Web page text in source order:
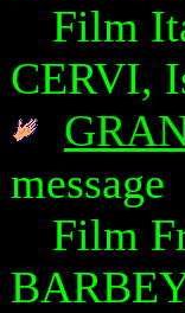
Film
CERVI,
message
Film